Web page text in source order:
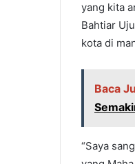
yang kita
Bahtiar
kota di
Baca
“Saya